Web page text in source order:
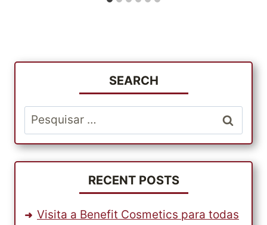
SEARCH
Pesquisar
por:
RECENT POSTS
Visita a Benefit Cosmetics para todas